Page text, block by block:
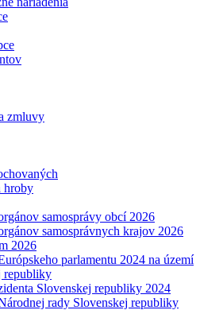
zmluvy
hroby
samosprávy obcí 2026
samosprávnych krajov 2026
2026
parlamentu 2024 na území
republiky
Slovenskej republiky 2024
rady Slovenskej republiky